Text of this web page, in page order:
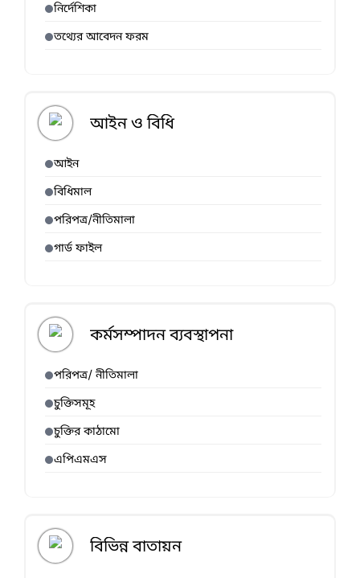
নির্দেশিকা
তথ্যের আবেদন ফরম
আইন ও বিধি
আইন
বিধিমাল
পরিপত্র/নীতিমালা
গার্ড ফাইল
কর্মসম্পাদন ব্যবস্থাপনা
পরিপত্র/ নীতিমালা
চুক্তিসমূহ
চুক্তির কাঠামো
এপিএমএস
বিভিন্ন বাতায়ন